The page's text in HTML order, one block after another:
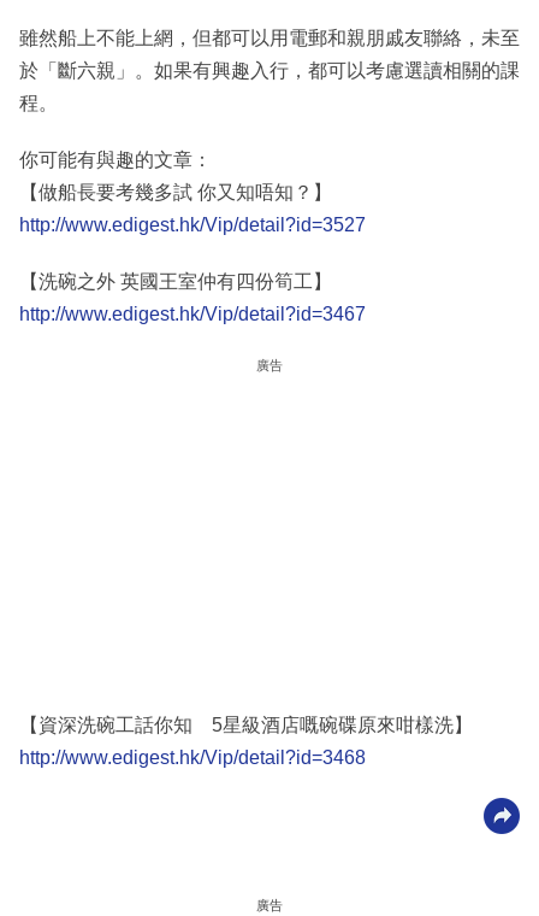
雖然船上不能上網，但都可以用電郵和親朋戚友聯絡，未至
於「斷六親」。如果有興趣入行，都可以考慮選讀相關的課
程。
你可能有與趣的文章：
【做船長要考幾多試 你又知唔知？】
http://www.edigest.hk/Vip/detail?id=3527
【洗碗之外 英國王室仲有四份筍工】
http://www.edigest.hk/Vip/detail?id=3467
廣告
【資深洗碗工話你知 5星級酒店嘅碗碟原來咁樣洗】
http://www.edigest.hk/Vip/detail?id=3468
廣告